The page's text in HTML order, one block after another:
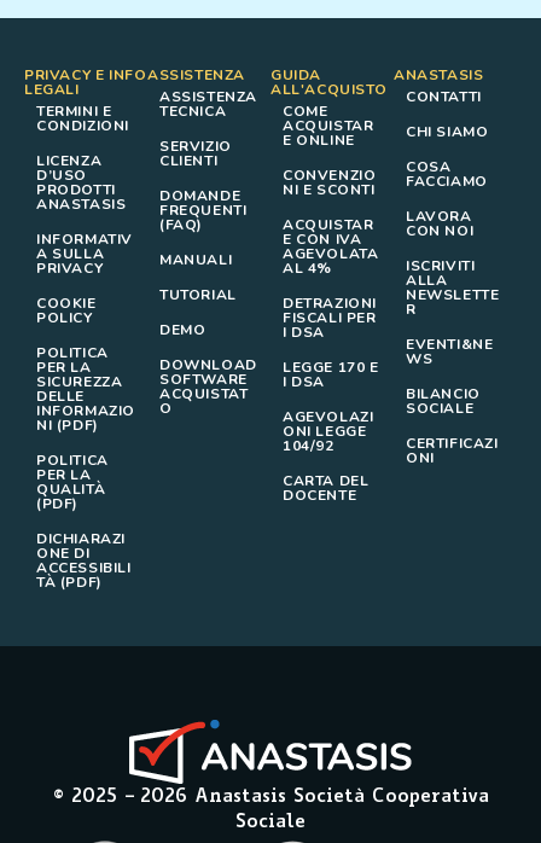
PRIVACY E INFO
LEGALI
TERMINI E
CONDIZIONI
LICENZA
D’USO
PRODOTTI
ANASTASIS
INFORMATIV
A SULLA
PRIVACY
COOKIE
POLICY
POLITICA
PER LA
SICUREZZA
DELLE
INFORMAZIO
NI (PDF)
POLITICA
PER LA
QUALITÀ
(PDF)
DICHIARAZI
ONE DI
ACCESSIBILI
TÀ (PDF)
ASSISTENZA
ASSISTENZA
TECNICA
SERVIZIO
CLIENTI
DOMANDE
FREQUENTI
(FAQ)
MANUALI
TUTORIAL
DEMO
DOWNLOAD
SOFTWARE
ACQUISTAT
O
GUIDA
ALL'ACQUISTO
COME
ACQUISTAR
E ONLINE
CONVENZIO
NI E SCONTI
ACQUISTAR
E CON IVA
AGEVOLATA
AL 4%
DETRAZIONI
FISCALI PER
I DSA
LEGGE 170 E
I DSA
AGEVOLAZI
ONI LEGGE
104/92
CARTA DEL
DOCENTE
ANASTASIS
CONTATTI
CHI SIAMO
COSA
FACCIAMO
LAVORA
CON NOI
ISCRIVITI
ALLA
NEWSLETTE
R
EVENTI&NE
WS
BILANCIO
SOCIALE
CERTIFICAZI
ONI
© 2025 – 2026 Anastasis Società Cooperativa
Sociale